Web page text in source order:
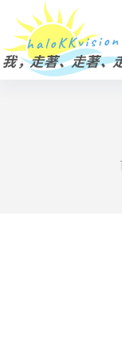
主
要